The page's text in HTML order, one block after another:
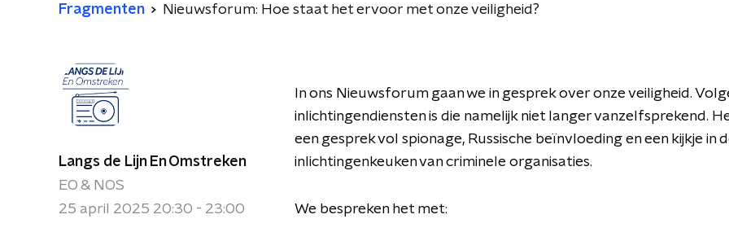
Fragmenten Nieuwsforum: Hoe staat het ervoor met onze veiligheid?
Langs de Lijn En Omstreken
EO & NOS
25 april 2025 20:30 - 23:00
In ons Nieuwsforum gaan we in gesprek over onze veiligheid.
inlichtingendiensten is die namelijk niet langer vanzelfsprekend.
een gesprek vol spionage, Russische beïnvloeding en een kijkje in
inlichtingenkeuken van criminele organisaties.
We bespreken het met: